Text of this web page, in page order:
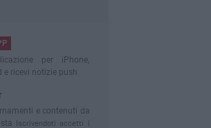
per iPhone,
e ricevi notizie push
e contenuti da
Iscrivendoti accetti i